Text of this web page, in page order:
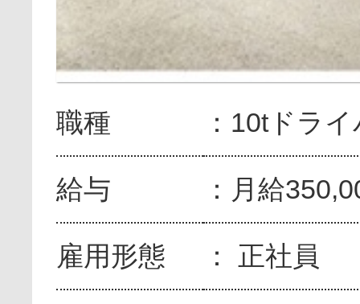
職種 10tドライ
給与 月給
雇用形態 正社員